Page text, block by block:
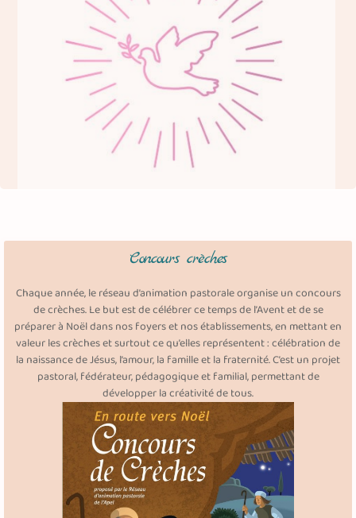
Concours crèches
Chaque année, le réseau d’animation pastorale organise un concours
de crèches. Le but est de célébrer ce temps de l’Avent et de se
préparer à Noël dans nos foyers et nos établissements, en mettant en
valeur les crèches et surtout ce qu’elles représentent : célébration de
la naissance de Jésus, l’amour, la famille et la fraternité. C’est un projet
pastoral, fédérateur, pédagogique et familial, permettant de
développer la créativité de tous.